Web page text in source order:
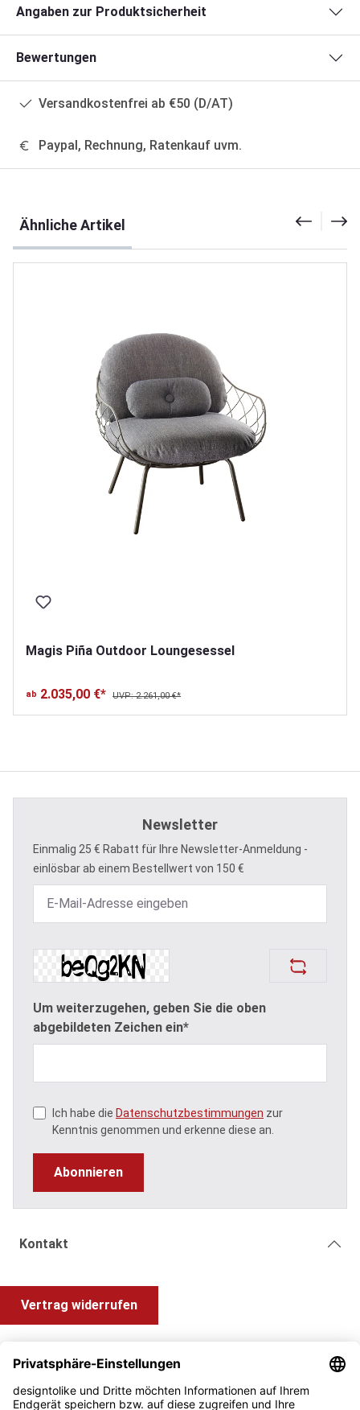
Angaben zur Produktsicherheit
Bewertungen
Versandkostenfrei ab €50 (D/AT)
Paypal, Rechnung, Ratenkauf uvm.
Ähnliche Artikel
Magis Piña Outdoor Loungesessel
ab 2.035,00 €* UVP: 2.261,00 €*
Newsletter
Einmalig 25 € Rabatt für Ihre Newsletter-Anmeldung -
einlösbar ab einem Bestellwert von 150 €
Um weiterzugehen, geben Sie die oben
abgebildeten Zeichen ein*
Ich habe die Datenschutzbestimmungen zur
Kenntnis genommen und erkenne diese an.
Abonnieren
Kontakt
Vertrag widerrufen
Information und Impressum